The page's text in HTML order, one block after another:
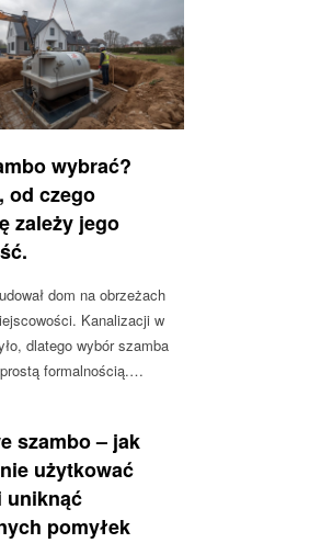
wybrać?
od czego
zależy jego
dom na obrzeżach
Kanalizacji w
dlatego wybór szamba
formalnością.…
szambo – jak
użytkować
uniknąć
pomyłek